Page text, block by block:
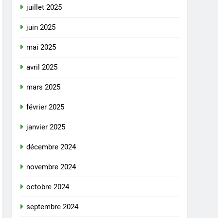
juillet 2025
juin 2025
mai 2025
avril 2025
mars 2025
février 2025
janvier 2025
décembre 2024
novembre 2024
octobre 2024
septembre 2024